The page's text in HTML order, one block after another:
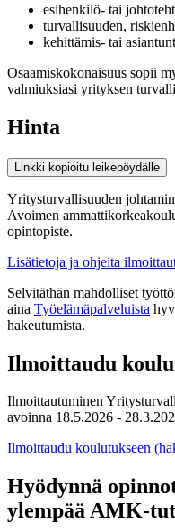
esihenkilö- tai
turvallisuuden,
kehittämis- tai
Osaamiskokonaisuus sopii
valmiuksiasi yrityksen
Hinta
Linkki kopioitu leikepöydälle
Yritysturvallisuuden
Avoimen
opintopiste.
Lisätietoja ja ohjeita
Selvitäthän mahdolliset
aina Työelämäpalveluista
hakeutumista.
Ilmoittaudu
Ilmoittautuminen
avoinna 18.5.2026 -
Ilmoittaudu koulutukseen
Hyödynnä
ylempää AMK-